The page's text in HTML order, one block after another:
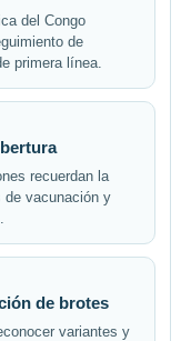
del Congo
de
primera línea.
recuerdan la
de vacunación y
de brotes
variantes y